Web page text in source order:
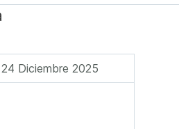
Diciembre 2025